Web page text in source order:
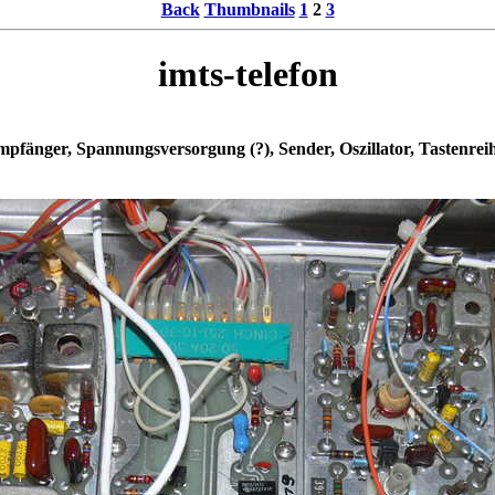
Back Thumbnails 1 2 3
imts-telefon
Spannungsversorgung (?), Sender, Oszillator,